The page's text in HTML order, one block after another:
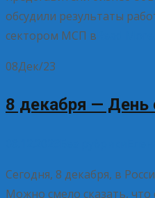
обсудили результаты
сектором МСП в
08Дек/23
8 декабря — День
Сегодня, 8 декабря, в
Можно смело сказать, что